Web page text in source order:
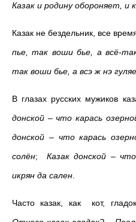
Казак и родину обороняет, и
Казак не бездельник, все
пье, так воши бье, а всё-
так воши бье, а всэ ж нэ гуляе.
В глазах русских мужиков
донской – что карась
донской – что карась
солён; Казак донской –
икрян да сален
Часто казак, как кот,